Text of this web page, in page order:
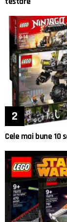
Cele mai bune 10